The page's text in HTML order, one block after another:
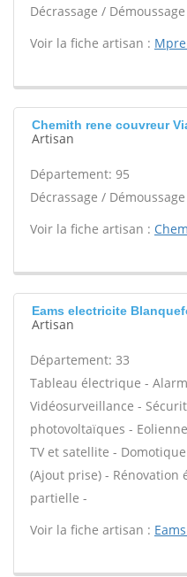
Décrassage /
Voir la fiche artisan :
Chemith rene couvreur
Artisan
Département: 95
Décrassage /
Voir la fiche artisan :
Eams electricite
Artisan
Département: 33
Tableau électrique -
Vidéosurveillance -
photovoltaïques -
TV et satellite -
(Ajout prise) - Rénovation
partielle -
Voir la fiche artisan :